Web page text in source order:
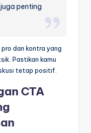
penting
dan kontra yang
Pastikan kamu
tetap positif.
CTA